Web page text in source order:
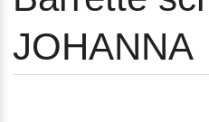
JOHANNA